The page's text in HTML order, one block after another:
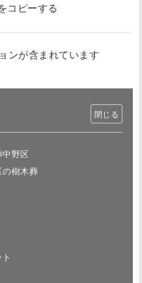
コピーする
ンが含まれています
野区
樹木葬